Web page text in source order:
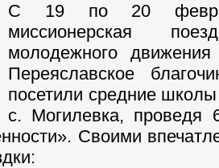
С 19 по 20
миссионерская
молодежного
Переяславское
посетили средние
с. Могилевка, проведя
Своими
: